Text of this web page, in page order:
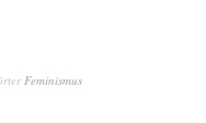
Feminismus